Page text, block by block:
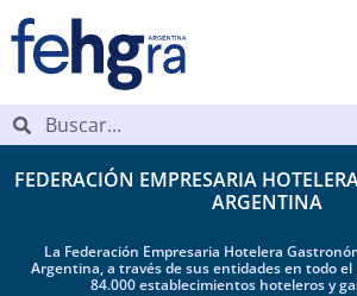
FEDERACIÓN EMPRESARIA
ARGENTINA
La Federación Empresaria Hotelera
Argentina, a través de sus entidades en todo el
84.000 establecimientos hoteleros y